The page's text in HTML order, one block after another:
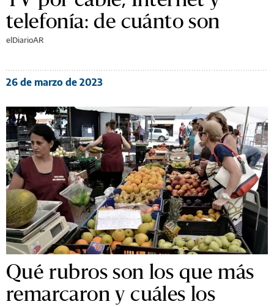
telefonía: de cuánto son
elDiarioAR
26 de marzo de 2023
Qué rubros son los que más
remarcaron y cuáles los